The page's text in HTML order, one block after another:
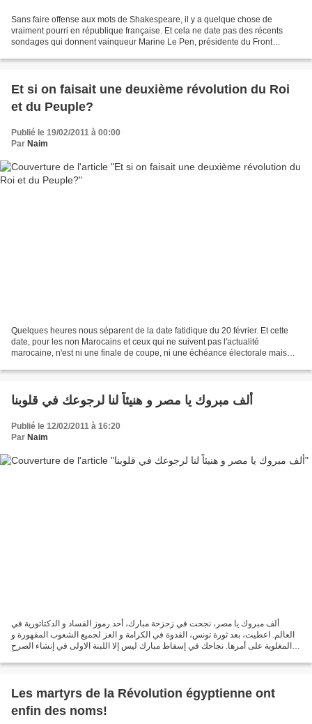
Sans faire offense aux mots de Shakespeare, il y a quelque chose de
vraiment pourri en république française. Et cela ne date pas des récents
sondages qui donnent vainqueur Marine Le Pen, présidente du Front
Et si on faisait une deuxième révolution du Roi
et du Peuple?
Publié le 19/02/2011 à 00:00
Par Naim
Quelques heures nous séparent de la date fatidique du 20 février. Et cette
date, pour les non Marocains et ceux qui ne suivent pas l'actualité
marocaine, n'est ni une finale de coupe, ni une échéance électorale mais
ألف مبروك يا مصر و هنيئاً لنا لرجوعك في قلوبنا
Publié le 12/02/2011 à 16:20
Par Naim
ألف مبروك يا مصر، نجحت في زحزحة مبارك، أحد رموز الفساد و الدكتاتورية في
العالم. اعطيت، بعد ثورة تونس، القدوة في الكرامة و العز لجميع الشعوب المقهورة و
المغلوبة على أمرها. نجاحك في إسقاط مبارك ليس إلا اللبنة الاولى في إنشاء الصرح
Les martyrs de la Révolution égyptienne ont
enfin des noms!